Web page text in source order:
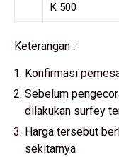
K 500
Keterangan :
Konfirmasi
Sebelum
dilakukan surfey
Harga tersebut
sekitarnya